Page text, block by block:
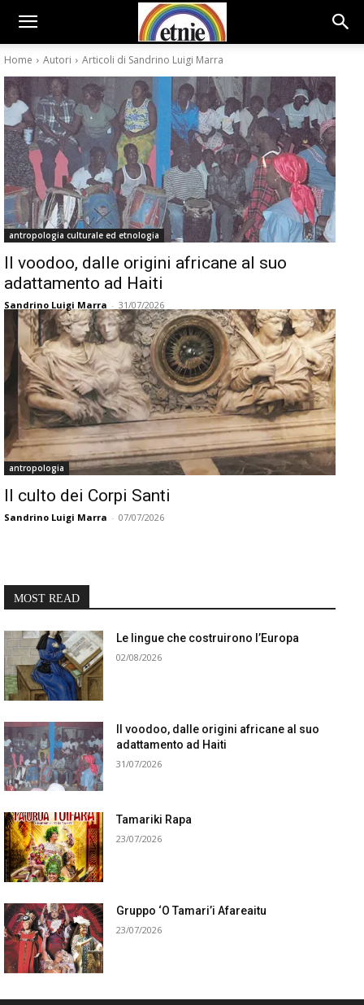
Home Autori Articoli di Sandrino Luigi Marra
antropologia culturale ed etnologia
Il voodoo, dalle origini africane al suo
adattamento ad Haiti
Sandrino Luigi Marra - 31/07/2026
antropologia
Il culto dei Corpi Santi
Sandrino Luigi Marra - 07/07/2026
MOST READ
Le lingue che costruirono l’Europa
02/08/2026
Il voodoo, dalle origini africane al suo
adattamento ad Haiti
31/07/2026
Tamariki Rapa
23/07/2026
Gruppo ‘O Tamari’i Afareaitu
23/07/2026